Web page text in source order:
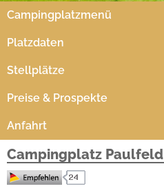
Campingplatzmenü
Platzdaten
Stellplätze
Preise & Prospekte
Anfahrt
Campingplatz Paulfeld